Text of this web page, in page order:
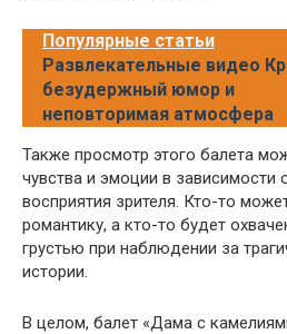
Популярные статьи
Развлекательные видео
безудержный юмор и
неповторимая атмосфера
Также просмотр этого балета
чувства и эмоции в зависимости
восприятия зрителя. Кто-то
романтику, а кто-то будет
грустью при наблюдении за
истории.
В целом, балет «Дама с